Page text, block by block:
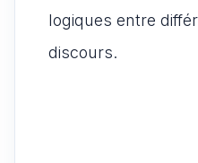
logiques entre
discours.